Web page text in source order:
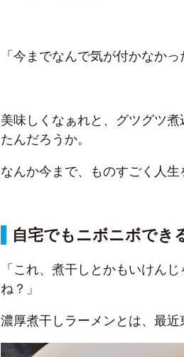
「今までなんで気が付かなかっ
美味しくなぁれと、グツグツ
たんだろうか。
なんか今まで、ものすごく人生
自宅でもニボニボでき
「これ、煮干しとかもいけん
ね？」
濃厚煮干しラーメンとは、最近